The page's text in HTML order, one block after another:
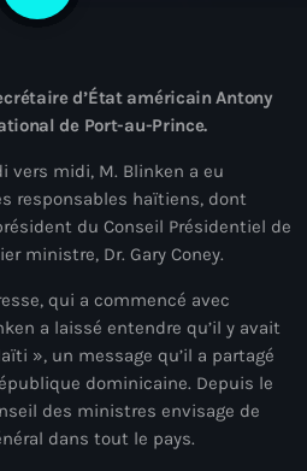
d’État américain Antony
de Port-au-Prince.
vers midi, M. Blinken a eu
responsables haïtiens, dont
du Conseil Présidentiel de
ministre, Dr. Gary Coney.
qui a commencé avec
a laissé entendre qu’il y avait
», un message qu’il a partagé
dominicaine. Depuis le
des ministres envisage de
dans tout le pays.